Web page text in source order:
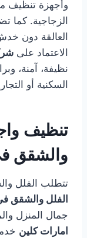
وأجهزة تنظيف
الزجاجية. كما
العالقة دون
الاعتماد على
نظيفة، آمنة،
السكنية أو
تنظيف
والشقق
تتطلب الفلل
الفلل والشقق
جمال المنزل
امارات كلين